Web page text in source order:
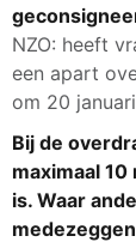
NZO: heeft
een apart
om 20
Bij de
maximaal
is. Waar